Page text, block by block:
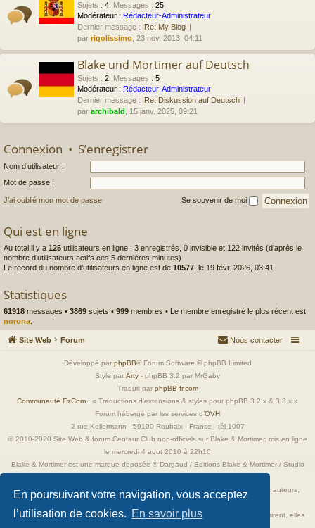
En poursuivant votre navigation, vous acceptez
l’utilisation de cookies. En savoir plus
Sujets : 4 Messages : 25
Modérateur : Rédacteur-Administrateur
Dernier message : Re: My Blog
par rigolissimo , 23 nov. 2013, 04:11
Blake und Mortimer auf Deutsch
Sujets : 2 Messages : 5
Modérateur : Rédacteur-Administrateur
Dernier message : Re: Diskussion auf Deutsch
par archibald , 15 janv. 2025, 09:21
Connexion • S’enregistrer
Nom d’utilisateur :
Mot de passe :
J’ai oublié mon mot de passe Se souvenir de moi
Qui est en ligne
Au total il y a 125 utilisateurs en ligne : 3 enregistrés, 0 invisible et 122 invités (d’après le
nombre d’utilisateurs actifs ces 5 dernières minutes)
Le record du nombre d’utilisateurs en ligne est de 10577 , le 19 févr. 2026, 03:41
Statistiques
61918 messages • 3869 sujets • 999 membres • Le membre enregistré le plus récent est
norona
Site Web Forum Nous contacter
Développé par phpBB® Forum Software © phpBB Limited
Style par Arty - phpBB 3.2 par MrGaby
Traduit par phpBB-fr.com
Communauté EzCom : « Traductions d'extensions & styles pour phpBB 3.2.x & 3.3.x »
Forum hébergé par les services d’OVH
2 rue Kellermann - 59100 Roubaix - France - tél 1007
© 2010-2020 Site Web & forum Centaur Club non-officiels sur Blake & Mortimer, mis en ligne
le mercredi 4 aout 2010 à 22h10
Blake & Mortimer est une marque deposée © Dargaud / Editions Blake & Mortimer / Studio
Toutes les images incluses dans ces pages sont la propriété exclusive de leurs auteurs,
ayant droits et/ou éditeurs.
Elles ne sont ici qu'à titre de référence ou d'illustration. Si les propriétaires le désirent, elles